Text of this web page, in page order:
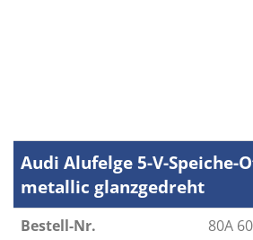
Audi Alufelge 5-V-Speiche-
metallic glanzgedreht
Bestell-Nr.
80A